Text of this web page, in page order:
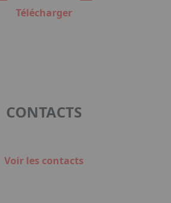
Télécharger
CONTACTS
Voir les contacts